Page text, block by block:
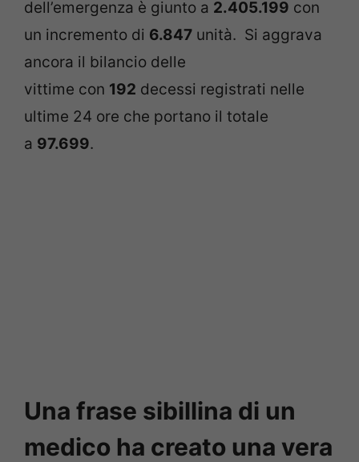
dell’emergenza è giunto a 2.405.199 con
un incremento di 6.847 unità. Si aggrava
ancora il bilancio delle
vittime con 192 decessi registrati nelle
ultime 24 ore che portano il totale
a 97.699.
Una frase sibillina di un
medico ha creato una vera